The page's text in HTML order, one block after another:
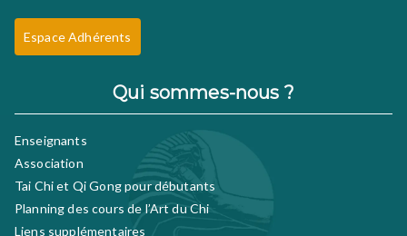
Espace Adhérents
Qui sommes-nous ?
Enseignants
Association
Tai Chi et Qi Gong pour débutants
Planning des cours de l’Art du Chi
Liens supplémentaires